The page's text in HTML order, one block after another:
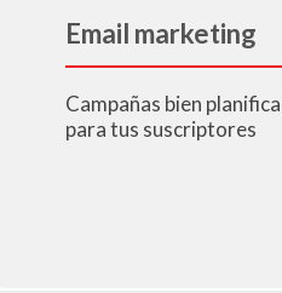
Email marketing
Campañas bien
para tus suscriptores